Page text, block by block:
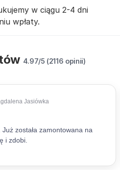
w ciągu 2-4 dni
wpłaty.
4.97/5 (2116 opinii)